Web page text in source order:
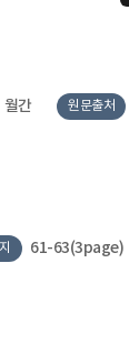
월간 원문출처
61-63(3page)